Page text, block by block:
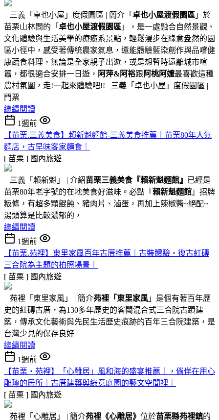
三義「卓也小屋」度假園區 | 簡介「 卓也小屋渡假園區 」於
苗栗山林間的「 卓也小屋渡假園區 」，是一處融合自然景觀、
文化體驗與生活美學的療癒系景點，輕鬆漫步在綠意盎然的園
區小徑中，感受著傳統農家氣息，還能體驗藍染創作與品嚐健
康蔬食料理，無論是全家親子出遊，或是想暫時遠離城市喧
囂，都很適合安排一日遊， 阿萍&阿裕跟 阿桃阿嬤最喜歡這種
農村氛圍，走!一起來體驗吧!! 三義「卓也小屋」度假園區 |
門票
繼續閱讀
1週前
【苗栗.三義美食】賴新魁麵館-三義美食推薦｜苗栗80年人氣
麵店，古早味客家麵食｜
[ 苗栗 ] 國內旅遊
三義「賴新魁」 | 介紹苗栗三義美食『賴新魁麵館』 已經是
苗栗80年老字號的在地美食好滋味。必點『賴新魁麵館』招牌
粄條，有超多顆餛飩、豬肉片、滷蛋，再加上辣椒醬~絕配~
湯頭算是比較濃郁的，
繼續閱讀
1週前
【苗栗.苑裡】東里家風百年古厝推薦｜古裝體驗・復古紅磚
三合院為主題的拍照場景｜
[ 苗栗 ] 國內旅遊
苑裡「東里家風」 | 簡介苑裡「東里家風 」是個有著百年歷
史的紅磚古厝，為130多年歷史的客閩混合式三合院古蹟建
築，傳承文化藝術與先民生活歷史痕跡的百年三合院建築，是
台灣少見的保存良好
繼續閱讀
1週前
【苗栗・苑裡】「心雕居」風和海的盛宴推薦｜，倘佯在用心
雕琢的居所｜古厝建築與綠意庭園的藝文空間裡｜
[ 苗栗 ] 國內旅遊
苑裡「心雕居」 | 簡介苑裡 《心雕居》 位於苗栗縣苑裡鎮的